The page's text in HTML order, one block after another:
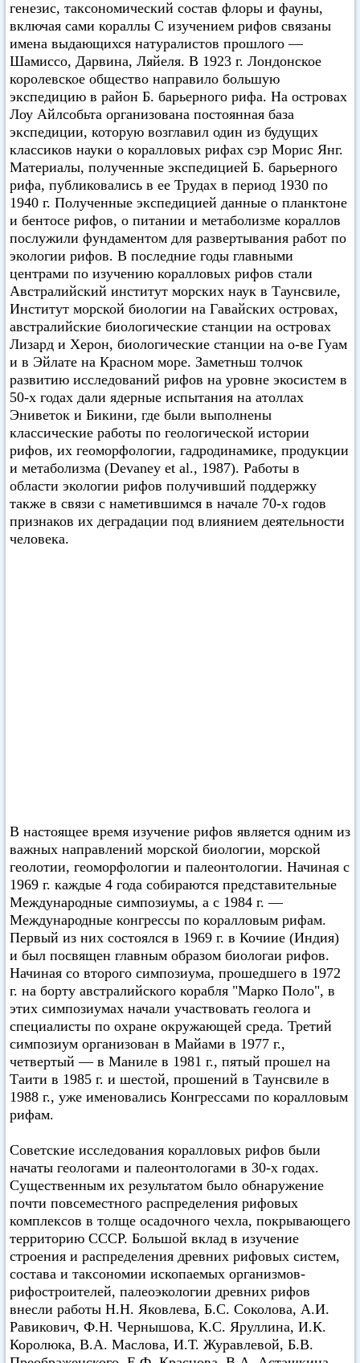
генезис, таксономический состав флоры и фауны,
включая сами кораллы С изучением рифов связаны
имена выдающихся натуралистов прошлого —
Шамиссо, Дарвина, Ляйеля. В 1923 г. Лондонское
королевское общество направило большую
экспедицию в район Б. барьерного рифа. На островах
Лоу Айлсобьта организована постоянная база
экспедиции, которую возглавил один из будущих
классиков науки о коралловых рифах сэр Морис Янг.
Материалы, полученные экспедицией Б. барьерного
рифа, публиковались в ее Трудах в период 1930 по
1940 г. Полученные экспедицией данные о планктоне
и бентосе рифов, о питании и метаболизме кораллов
послужили фундаментом для развертывания работ по
экологии рифов. В последние годы главными
центрами по изучению коралловых рифов стали
Австралийский институт морских наук в Таунсвиле,
Институт морской биологии на Гавайских островах,
австралийские биологические станции на островах
Лизард и Херон, биологические станции на о-ве Гуам
и в Эйлате на Красном море. Заметньш толчок
развитию исследований рифов на уровне экосистем в
50-х годах дали ядерные испытания на атоллах
Эниветок и Бикини, где были выполнены
классические работы по геологической истории
рифов, их геоморфологии, гадродинамике, продукции
и метаболизма (Devaney et al., 1987). Работы в
области экологии рифов получивший поддержку
также в связи с наметившимся в начале 70-х годов
признаков их деградации под влиянием деятельности
человека.
В настоящее время изучение рифов является одним из
важных направлений морской биологии, морской
геолотии, геоморфологии и палеонтологии. Начиная с
1969 г. каждые 4 года собираются представительные
Международные симпозиумы, а с 1984 г. —
Международные конгрессы по коралловым рифам.
Первый из них состоялся в 1969 г. в Кочиие (Индия)
и был посвящен главным образом биологаи рифов.
Начиная со второго симпозиума, прошедшего в 1972
г. на борту австралийского корабля "Марко Поло", в
этих симпозиумах начали участвовать геолога и
специалисты по охране окружающей среда. Третий
симпозиум организован в Майами в 1977 г.,
четвертый — в Маниле в 1981 г., пятый прошел на
Таити в 1985 г. и шестой, прошений в Таунсвиле в
1988 г., уже именовались Конгрессами по коралловым
рифам.
Советские исследования коралловых рифов были
начаты геологами и палеонтологами в 30-х годах.
Существенным их результатом было обнаружение
почти повсеместного распределения рифовых
комплексов в толще осадочного чехла, покрывающего
территорию СССР. Большой вклад в изучение
строения и распределения древних рифовых систем,
состава и таксономии ископаемых организмов-
рифостроителей, палеоэкологии древних рифов
внесли работы Н.Н. Яковлева, Б.С. Соколова, А.И.
Равикович, Ф.Н. Чернышова, К.С. Яруллина, И.К.
Королюка, В.А. Маслова, И.Т. Журавлевой, Б.В.